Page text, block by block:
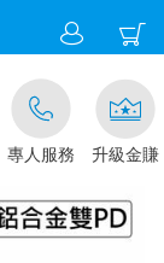
專人服務 升級金賺